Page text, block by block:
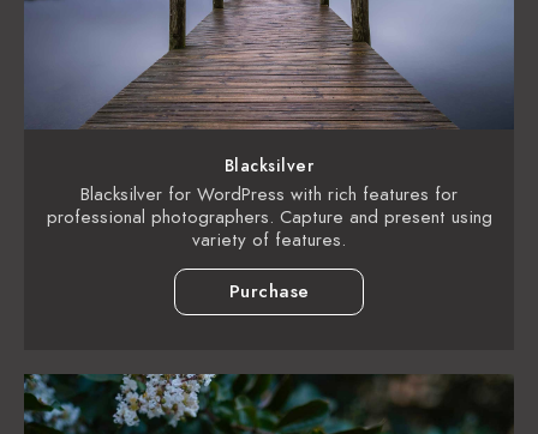
Blacksilver
Blacksilver for WordPress with rich features for
professional photographers. Capture and present using
variety of features.
Purchase